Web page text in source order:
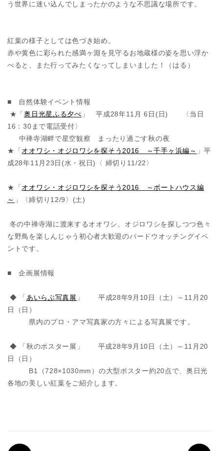
う世界に迷い込んでしまったかのような不思議な場所です。
紅葉の様子としては色づき始め。
赤や黄色に彩られた感満ヶ淵を見守るお地蔵様の姿を思い浮か
べると、また行ってみたくなってしまいました！（はる）
■ 自然体験イベント情報
★「奥日光星ふる夕べ 」 平成28年11月 6日(日) 〈当日
16：30まで電話受付〉
中禅寺湖畔で星空観察 まったり過ごす秋の夜
★「 オオワシ・オジロワシを探そう2016 ～千手ヶ浜編～ 」平
成28年11月23日(水・祝日)〈 締切り11/22〉
★「 オオワシ・オジロワシを探そう2016 ～ボートハウス編
～ 」〈締切り12/9〉(土)
冬の中禅寺湖に渡来するオオワシ、オジロワシを探しつつ色々
な野鳥を楽しんじゃう初心者大歓迎のバードウオッチングイベ
ントです。
■ 企画展情報
◆ 「 あいらぶ写真展 」 平成28年9月10日（土）～11月20
日（日）
県内のプロ・アマ写真家の方々による写真展です。
◆ 「秋のポスター展」 平成28年9月10日（土）～11月20
日（日）
B1（728×1030mm）の大型ポスター約20点で、奥日光
各地の美しい紅葉をご紹介します。